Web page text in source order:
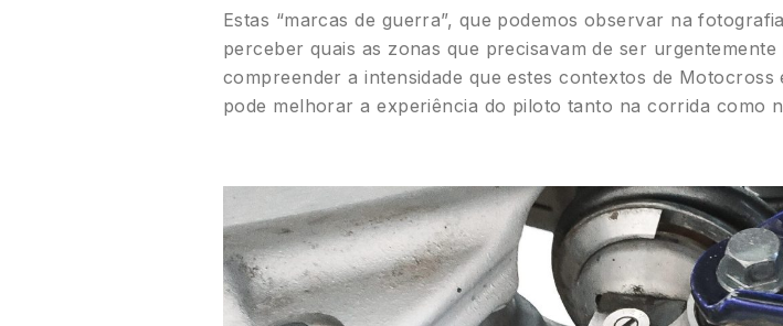
Estas “marcas de guerra”, que podemos observar na
perceber quais as zonas que precisavam de ser
compreender a intensidade que estes contextos de
pode melhorar a experiência do piloto tanto na corrida como